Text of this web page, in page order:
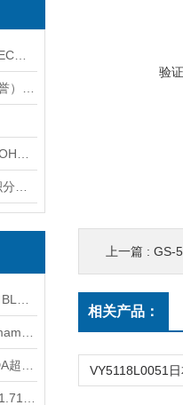
验
上一篇 : GS-
相关产品：